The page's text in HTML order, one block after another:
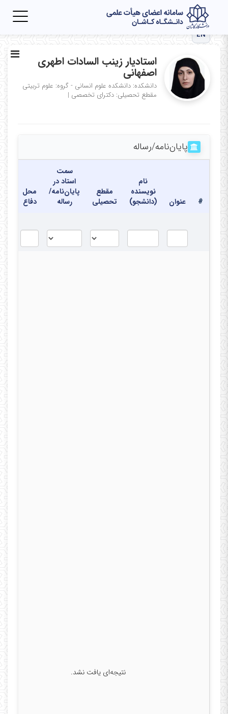
EN
استادیار زینب السادات اطهری
اصفهانی
دانشکده: دانشکده علوم انسانی - گروه: علوم تربیتی
مقطع تحصیلی: دکترای تخصصی |
پایان‌نامه‌/رساله
# عنوان
نام
نویسنده
(دانشجو)
مقطع
تحصیلی
سمت
استاد در
پایان‌نامه/
رساله
محل
دفاع
نتیجه‌ای یافت نشد.